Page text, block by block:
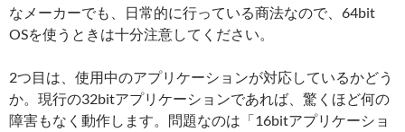
なメーカーでも、日常的に行っている商法なので、64bit
OSを使うときは十分注意してください。
2つ目は、使用中のアプリケーションが対応しているかどう
か。現行の32bitアプリケーションであれば、驚くほど何の
障害もなく動作します。問題なのは「16bitアプリケーショ